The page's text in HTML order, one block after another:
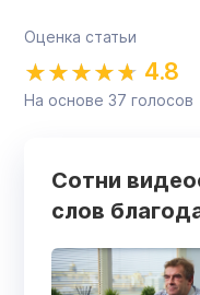
Оценка статьи
4.8
На основе 37 голосов
Сотни
слов